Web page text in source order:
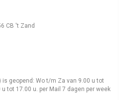
CB 't Zand
geopend: Wo t/m Za van 9.00 u tot
tot 17.00 u. per Mail 7 dagen per week